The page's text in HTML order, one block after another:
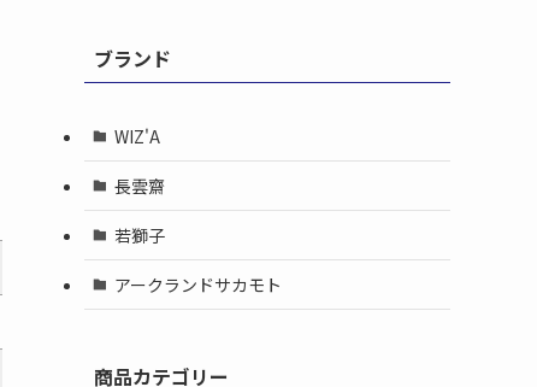
ブランド
WIZ'A
長雲齋
若獅子
アークランドサカモト
商品カテゴリー